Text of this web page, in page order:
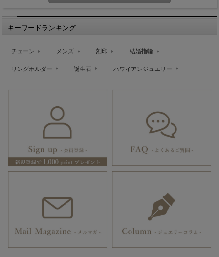
キーワードランキング
チェーン メンズ 刻印 結婚指輪
リングホルダー 誕生石 ハワイアンジュエリー